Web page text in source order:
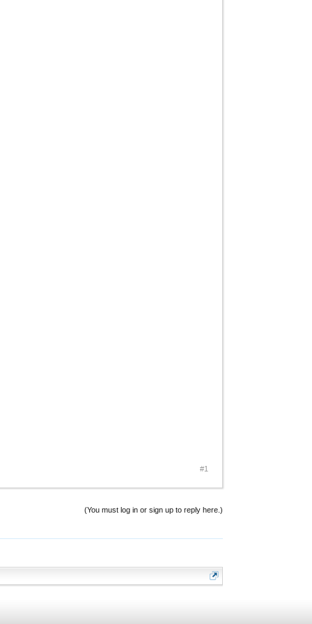
#1
(You must log in or sign up to reply here.)